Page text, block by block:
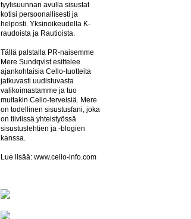
tyylisuunnan avulla sisustat
kotisi persoonallisesti ja
helposti. Yksinoikeudella K-
raudoista ja Rautioista.
Tällä palstalla PR-naisemme
Mere Sundqvist esittelee
ajankohtaisia Cello-tuotteita
jatkuvasti uudistuvasta
valikoimastamme ja tuo
muitakin Cello-terveisiä. Mere
on todellinen sisustusfani, joka
on tiiviissä yhteistyössä
sisustuslehtien ja -blogien
kanssa.
Lue lisää: www.cello-info.com